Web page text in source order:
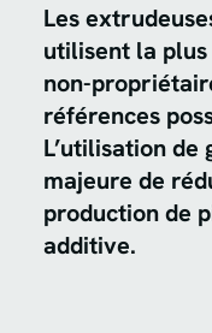
Les
utilisent la
non-
références
L’utilisation de
majeure de
production de
additive.